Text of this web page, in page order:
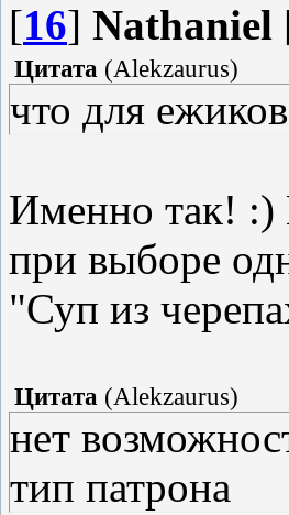
[16] Nathaniel
Цитата (Alekzaurus)
что для
Именно так! :)
при выборе
"Суп из
Цитата (Alekzaurus)
нет
тип патрона